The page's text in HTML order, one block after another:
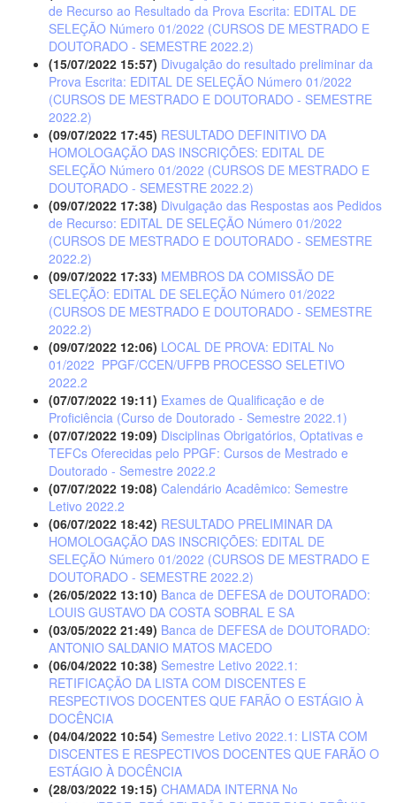
de Recurso ao Resultado da Prova Escrita: EDITAL DE
SELEÇÃO Número 01/2022 (CURSOS DE MESTRADO E
DOUTORADO - SEMESTRE 2022.2)
(15/07/2022 15:57) Divugalção do resultado preliminar da
Prova Escrita: EDITAL DE SELEÇÃO Número 01/2022
(CURSOS DE MESTRADO E DOUTORADO - SEMESTRE
2022.2)
(09/07/2022 17:45) RESULTADO DEFINITIVO DA
HOMOLOGAÇÃO DAS INSCRIÇÕES: EDITAL DE
SELEÇÃO Número 01/2022 (CURSOS DE MESTRADO E
DOUTORADO - SEMESTRE 2022.2)
(09/07/2022 17:38) Divulgação das Respostas aos Pedidos
de Recurso: EDITAL DE SELEÇÃO Número 01/2022
(CURSOS DE MESTRADO E DOUTORADO - SEMESTRE
2022.2)
(09/07/2022 17:33) MEMBROS DA COMISSÃO DE
SELEÇÃO: EDITAL DE SELEÇÃO Número 01/2022
(CURSOS DE MESTRADO E DOUTORADO - SEMESTRE
2022.2)
(09/07/2022 12:06) LOCAL DE PROVA: EDITAL No
01/2022  PPGF/CCEN/UFPB PROCESSO SELETIVO
2022.2
(07/07/2022 19:11) Exames de Qualificação e de
Proficiência (Curso de Doutorado - Semestre 2022.1)
(07/07/2022 19:09) Disciplinas Obrigatórios, Optativas e
TEFCs Oferecidas pelo PPGF: Cursos de Mestrado e
Doutorado - Semestre 2022.2
(07/07/2022 19:08) Calendário Acadêmico: Semestre
Letivo 2022.2
(06/07/2022 18:42) RESULTADO PRELIMINAR DA
HOMOLOGAÇÃO DAS INSCRIÇÕES: EDITAL DE
SELEÇÃO Número 01/2022 (CURSOS DE MESTRADO E
DOUTORADO - SEMESTRE 2022.2)
(26/05/2022 13:10) Banca de DEFESA de DOUTORADO:
LOUIS GUSTAVO DA COSTA SOBRAL E SA
(03/05/2022 21:49) Banca de DEFESA de DOUTORADO:
ANTONIO SALDANIO MATOS MACEDO
(06/04/2022 10:38) Semestre Letivo 2022.1:
RETIFICAÇÃO DA LISTA COM DISCENTES E
RESPECTIVOS DOCENTES QUE FARÃO O ESTÁGIO À
DOCÊNCIA
(04/04/2022 10:54) Semestre Letivo 2022.1: LISTA COM
DISCENTES E RESPECTIVOS DOCENTES QUE FARÃO O
ESTÁGIO À DOCÊNCIA
(28/03/2022 19:15) CHAMADA INTERNA No